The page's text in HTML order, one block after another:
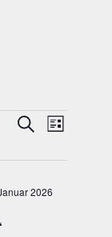
Suche
und
Navigation
SucheListe
2026